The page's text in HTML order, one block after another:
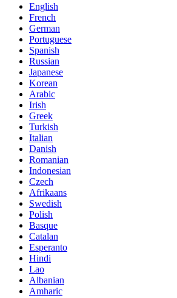
English
French
German
Portuguese
Spanish
Russian
Japanese
Korean
Arabic
Irish
Greek
Turkish
Italian
Danish
Romanian
Indonesian
Czech
Afrikaans
Swedish
Polish
Basque
Catalan
Esperanto
Hindi
Lao
Albanian
Amharic